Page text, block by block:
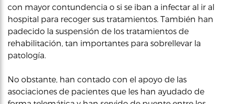
con mayor contundencia o si se iban a infectar al ir al
hospital para recoger sus tratamientos. También han
padecido la suspensión de los tratamientos de
rehabilitación, tan importantes para sobrellevar la
patología.
No obstante, han contado con el apoyo de las
asociaciones de pacientes que les han ayudado de